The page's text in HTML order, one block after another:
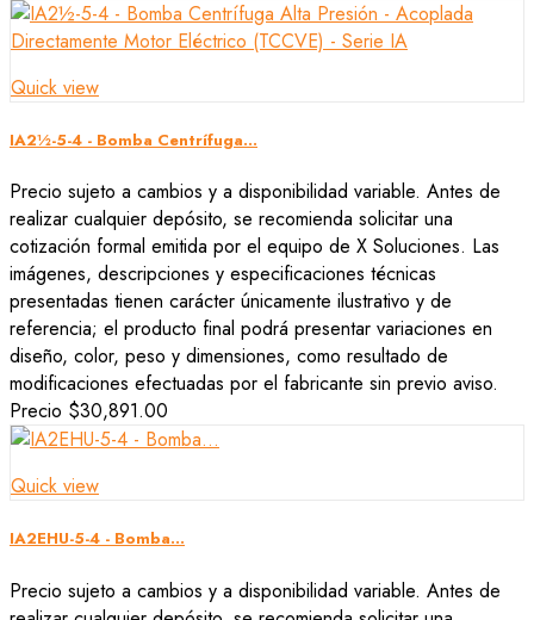
Quick view
IA2½-5-4 - Bomba Centrífuga...
Precio sujeto a cambios y a disponibilidad variable. Antes de
realizar cualquier depósito, se recomienda solicitar una
cotización formal emitida por el equipo de X Soluciones. Las
imágenes, descripciones y especificaciones técnicas
presentadas tienen carácter únicamente ilustrativo y de
referencia; el producto final podrá presentar variaciones en
diseño, color, peso y dimensiones, como resultado de
modificaciones efectuadas por el fabricante sin previo aviso.
Precio $30,891.00
Quick view
IA2EHU-5-4 - Bomba...
Precio sujeto a cambios y a disponibilidad variable. Antes de